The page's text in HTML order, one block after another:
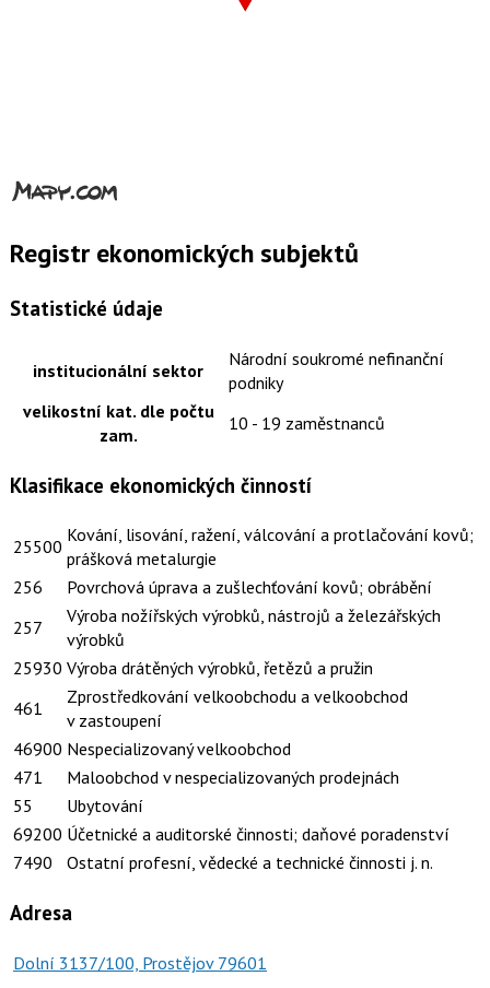
Registr ekonomických subjektů
Statistické údaje
institucionální sektor
Národní soukromé nefinanční
podniky
velikostní kat. dle počtu
zam.
10 - 19 zaměstnanců
Klasifikace ekonomických činností
25500
Kování, lisování, ražení, válcování a protlačování kovů;
prášková metalurgie
256
Povrchová úprava a zušlechťování kovů; obrábění
257
Výroba nožířských výrobků, nástrojů a železářských
výrobků
25930 Výroba drátěných výrobků, řetězů a pružin
461
Zprostředkování velkoobchodu a velkoobchod
v zastoupení
46900 Nespecializovaný velkoobchod
471
Maloobchod v nespecializovaných prodejnách
55
Ubytování
69200 Účetnické a auditorské činnosti; daňové poradenství
7490
Ostatní profesní, vědecké a technické činnosti j. n.
Adresa
Dolní 3137/100, Prostějov 79601